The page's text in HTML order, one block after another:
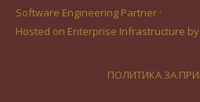
Software Engineering Partner ·
Hosted on Enterprise Infrastructure by
ПОЛИТИКА ЗА